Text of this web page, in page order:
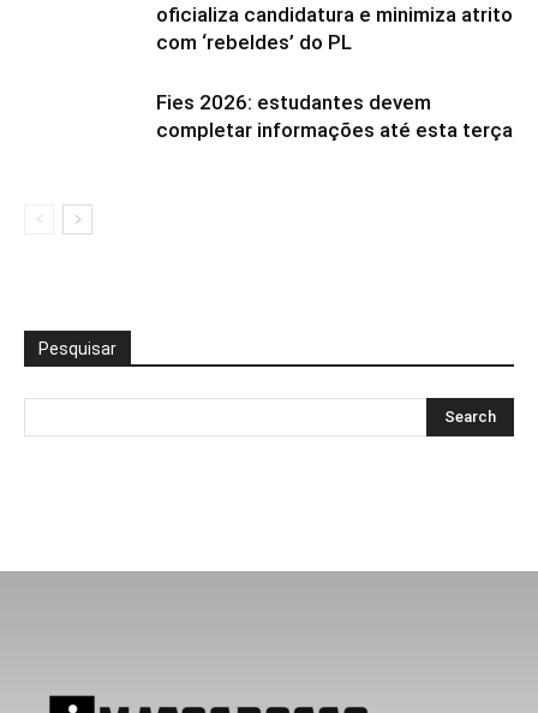
oficializa candidatura e minimiza atrito
com ‘rebeldes’ do PL
Fies 2026: estudantes devem
completar informações até esta terça
Pesquisar